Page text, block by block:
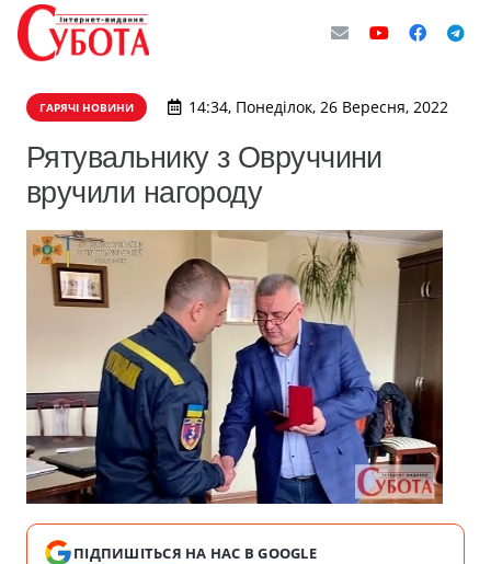
ГАРЯЧІ НОВИНИ 14:34, Понеділок, 26 Вересня, 2022
Рятувальнику з Овруччини
вручили нагороду
ПІДПИШІТЬСЯ НА НАС В GOOGLE